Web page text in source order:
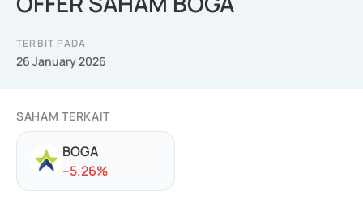
TERBIT PADA
26 January 2026
SAHAM TERKAIT
BOGA
--5.26%